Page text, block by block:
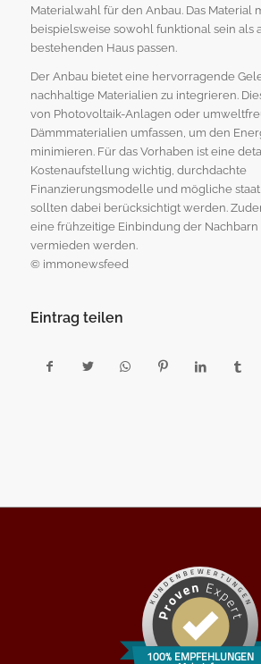
Materialwahl für den Anbau. Das Material
beispielsweise sowohl funktional sein als
bestehenden Haus passen.
Der Anbau bietet eine hervorragende
nachhaltige Materialien zu integrieren.
von Photovoltaik-Anlagen oder
Dämmmaterialien umfassen, um den
minimieren. Für das Vorhaben ist eine
Kostenaufstellung wichtig, durchdachte
Finanzierungsmodelle und mögliche
sollten dabei berücksichtigt werden.
eine frühzeitige Einbindung der
vermieden werden.
© immonewsfeed
Eintrag teilen
100% EMPFEHLUNGEN